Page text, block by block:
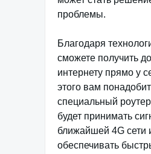
проблемы.
Благодаря
сможете получить
интернету прямо у
этого вам
специальный
будет принимать
ближайшей 4G сети
обеспечивать